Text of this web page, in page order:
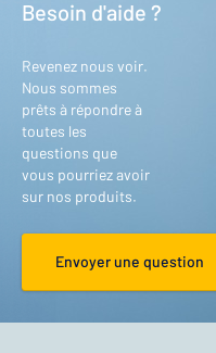
Besoin d'aide ?
Revenez nous voir.
Nous sommes
prêts à répondre à
toutes les
questions que
vous pourriez avoir
sur nos produits.
Envoyer une question